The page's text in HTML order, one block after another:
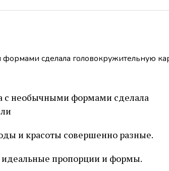
и красоты совершенно разные.
пропорции и формы.